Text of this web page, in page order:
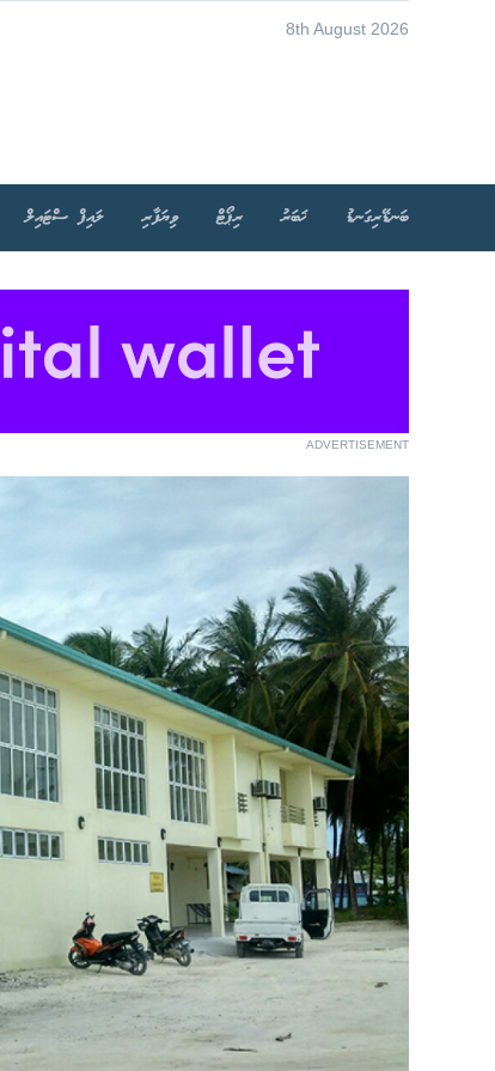
8th August 2026
ބަނޑޭރިގަނޑު ޚަބަރު ރިޕޯޓް ވިޔަފާރި ލައިފް ސްޓައިލް
ADVERTISEMENT